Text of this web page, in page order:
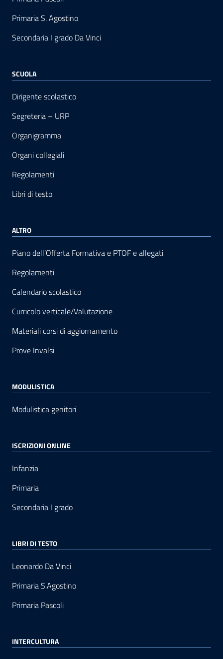
Primaria S. Agostino
Secondaria I grado Da Vinci
SCUOLA
Dirigente scolastico
Segreteria – URP
Organigramma
Organi collegiali
Regolamenti
Libri di testo
ALTRO
Piano dell’Offerta Formativa e PTOF e allegati
Regolamenti
Calendario scolastico
Curricolo verticale/Valutazione
Materiali corsi di aggiornamento
Prove Invalsi
MODULISTICA
Modulistica genitori
ISCRIZIONI ONLINE
Infanzia
Primaria
Secondaria I grado
LIBRI DI TESTO
Leonardo Da Vinci
Primaria S.Agostino
Primaria Pascoli
INTERCULTURA